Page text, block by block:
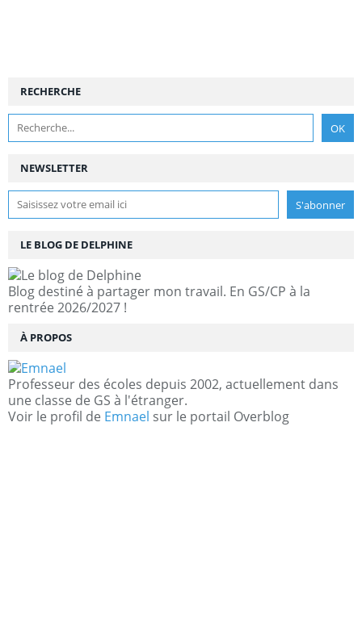
NEWSLETTER
RECHERCHE
LE BLOG DE DELPHINE
Blog destiné à partager mon travail. En GS/CP à la
rentrée 2026/2027 !
À PROPOS
Professeur des écoles depuis 2002, actuellement dans
une classe de GS à l'étranger.
Voir le profil de Emnael sur le portail Overblog